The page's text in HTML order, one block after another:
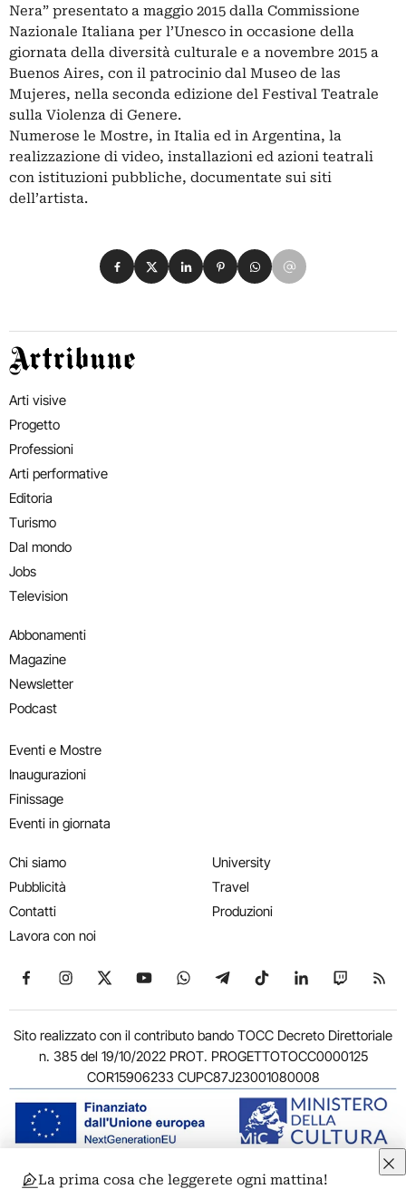
Nera” presentato a maggio 2015 dalla Commissione
Nazionale Italiana per l’Unesco in occasione della
giornata della diversità culturale e a novembre 2015 a
Buenos Aires, con il patrocinio dal Museo de las
Mujeres, nella seconda edizione del Festival Teatrale
sulla Violenza di Genere.
Numerose le Mostre, in Italia ed in Argentina, la
realizzazione di video, installazioni ed azioni teatrali
con istituzioni pubbliche, documentate sui siti
dell’artista.
Condividi su Facebook
Condividi su X
Condividi su LinkedIn
Condividi su Pinterest
Condividi su WhatsApp
Condividi su Email
Artribune
Arti visive
Progetto
Professioni
Arti performative
Editoria
Turismo
Dal mondo
Jobs
Television
Abbonamenti
Magazine
Newsletter
Podcast
Eventi e Mostre
Inaugurazioni
Finissage
Eventi in giornata
Chi siamo
Pubblicità
Contatti
Lavora con noi
University
Travel
Produzioni
Seguici su Facebook
Seguici su Instagram
Seguici su X
Seguici su YouTube
Seguici su WhatsApp
Seguici su Telegram
Seguici su TikTok
Seguici su
Seguici
Sito realizzato con il contributo bando TOCC Decreto Direttoriale
n. 385 del 19/10/2022 PROT. PROGETTOTOCC0000125
COR15906233 CUPC87J23001080008
© 2011-2026 ARTRIBUNE srl – Corso Vittorio Emanuele II, 287 –
La prima cosa che leggerete ogni mattina!